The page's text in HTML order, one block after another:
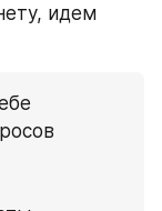
идем